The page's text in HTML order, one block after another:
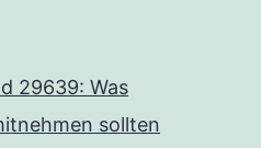
29639: Was
sollten